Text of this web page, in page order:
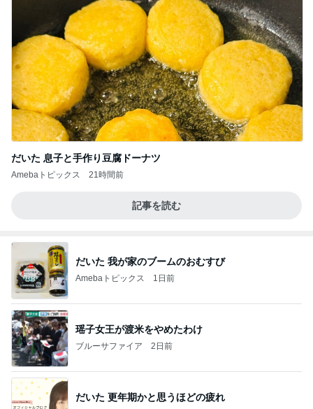
だいた 息子と手作り豆腐ドーナツ
Amebaトピックス 21時間前
記事を読む
だいた 我が家のブームのおむすび
Amebaトピックス 1日前
瑶子女王が渡米をやめたわけ
ブルーサファイア 2日前
だいた 更年期かと思うほどの疲れ